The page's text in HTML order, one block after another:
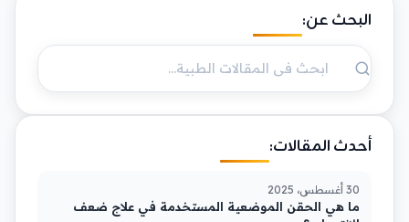
البحث عن:
أحدث المقالات:
30 أغسطس، 2025
ما هي الحقن الموضعية المستخدمة في علاج ضعف